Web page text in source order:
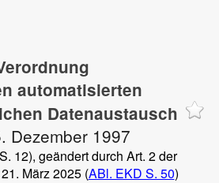
automatisierten
Datenaustausch
Dezember 1997
12), geändert durch Art. 2 der
März 2025 (ABl. EKD S. 50)